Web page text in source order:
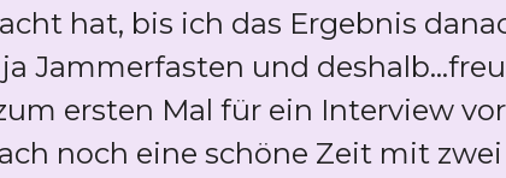
hat, bis ich das Ergebnis
Jammerfasten und
ersten Mal für ein Interview
noch eine schöne Zeit mit